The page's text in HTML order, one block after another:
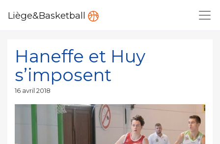
Liège&Basketball
Haneffe et Huy
s’imposent
Publié
16 avril 2018